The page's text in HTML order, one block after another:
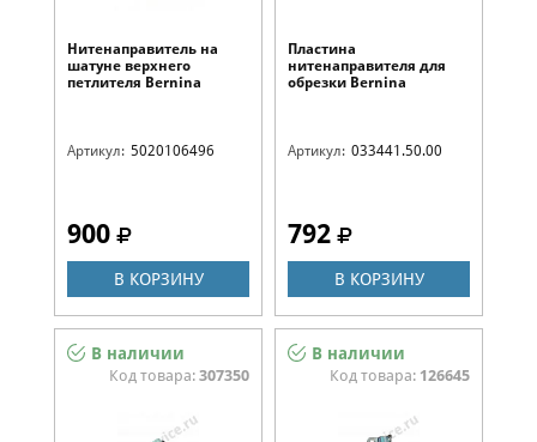
Нитенаправитель на
шатуне верхнего
петлителя Bernina
Артикул: 5020106496
900
В КОРЗИНУ
Пластина
нитенаправителя для
обрезки Bernina
Артикул: 033441.50.00
792
В КОРЗИНУ
В наличии
Код товара: 307350
В наличии
Код товара: 126645